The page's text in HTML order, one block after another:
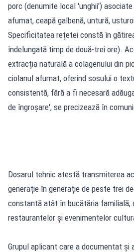
porc (denumite local 'unghii')
afumat, ceapă galbenă, untură,
Specificitatea rețetei constă în
îndelungată timp de două-trei ore).
extracția naturală a colagenului din
ciolanul afumat, oferind sosului o
consistentă, fără a fi necesară
de îngroșare', se precizează în
Dosarul tehnic atestă transmiterea
generație în generație de peste trei
constantă atât în bucătăria familială,
restaurantelor și evenimentelor
Grupul aplicant care a documentat și